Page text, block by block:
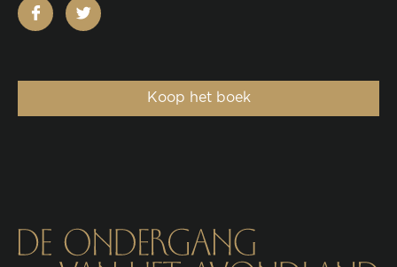
facebooktwitter
Koop het boek